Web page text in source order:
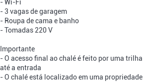
- Wi-Fi
- 3 vagas de garagem
- Roupa de cama e banho
- Tomadas 220 V
Importante
- O acesso final ao chalé é feito por uma
até a entrada
- O chalé está localizado em uma